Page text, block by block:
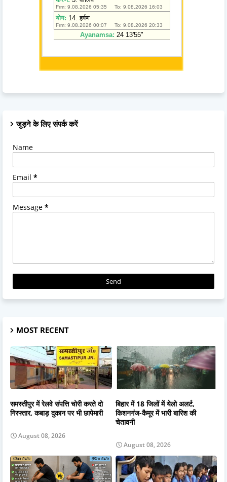
जुड़ने के लिए संपर्क करें
Name
Email *
Message *
MOST RECENT
समस्तीपुर में रेलवे संपत्ति चोरी करते दो
गिरफ्तार, कबाड़ दुकान पर भी छापेमारी
August 08, 2026
बिहार में 18 जिलों में येलो अलर्ट,
किशनगंज-कैमूर में भारी बारिश की
चेतावनी
August 08, 2026